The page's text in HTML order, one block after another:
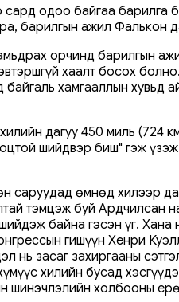
одоо байгаа барилга
барилгын ажил Фалькон
орчинд барилгын
хаалт босох
хамгааллын хувьд
дагуу 450 миль (724
шийдвэр биш" гэж
саруудад өмнөд хилээр
тэмцэж буй Ардчилсан
байна гэсэн үг. Хана
гишүүн Хенри
нь засаг захиргааны
хилийн бусад
шинэчлэлийн холбооны